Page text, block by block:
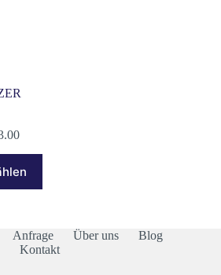
Preisspanne:
CHF 13.00
Anfrage Über uns
Blog
Kontakt